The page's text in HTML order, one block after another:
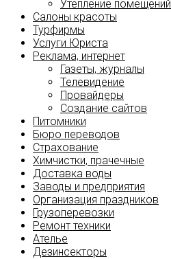
Утепление помещений
Салоны красоты
Турфирмы
Услуги Юриста
Реклама, интернет
Газеты, журналы
Телевидение
Провайдеры
Создание сайтов
Питомники
Бюро переводов
Страхование
Химчистки, прачечные
Доставка воды
Заводы и предприятия
Организация праздников
Грузоперевозки
Ремонт техники
Ателье
Дезинсекторы